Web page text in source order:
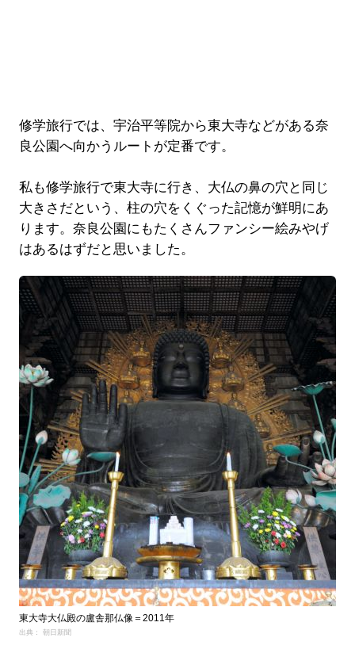
修学旅行では、宇治平等院から東大寺などがある奈
良公園へ向かうルートが定番です。
私も修学旅行で東大寺に行き、大仏の鼻の穴と同じ
大きさだという、柱の穴をくぐった記憶が鮮明にあ
ります。奈良公園にもたくさんファンシー絵みやげ
はあるはずだと思いました。
東大寺大仏殿の盧舎那仏像＝2011年
出典： 朝日新聞